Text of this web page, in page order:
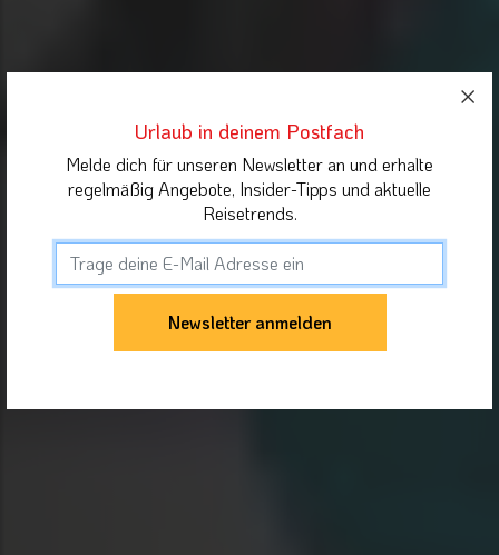
Urlaub in deinem Postfach
Melde dich für unseren Newsletter an und erhalte
regelmäßig Angebote, Insider-Tipps und aktuelle
Reisetrends.